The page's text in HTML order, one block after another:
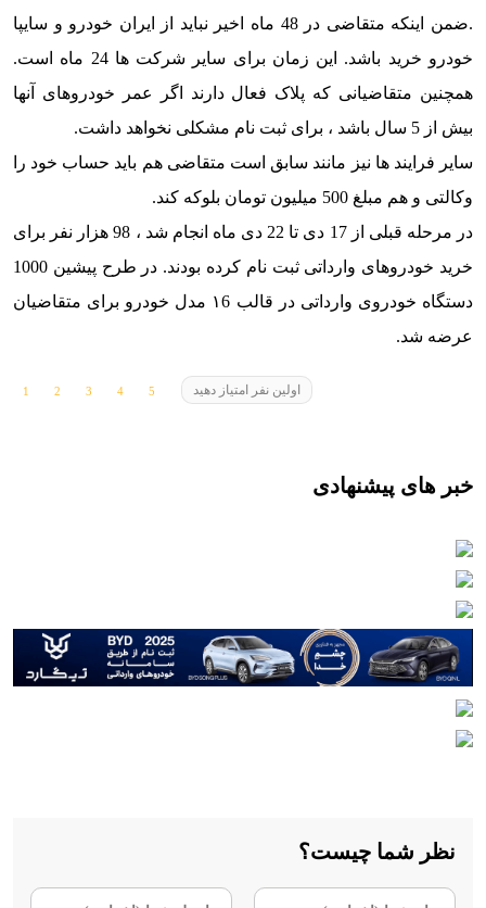
.ضمن اینکه متقاضی در 48 ماه اخیر نباید از ایران خودرو و سایپا
خودرو خرید باشد. این زمان برای سایر شرکت ها 24 ماه است.
همچنین متقاضیانی که پلاک فعال دارند اگر عمر خودروهای آنها
بیش از 5 سال باشد ، برای ثبت نام مشکلی نخواهد داشت.
سایر فرایند ها نیز مانند سابق است متقاضی هم باید حساب خود را
وکالتی و هم مبلغ 500 میلیون تومان بلوکه کند.
در مرحله قبلی از 17 دی تا 22 دی ماه انجام شد ، 98 هزار نفر برای
خرید خودروهای وارداتی ثبت نام کرده بودند. در طرح پیشین 1000
دستگاه خودروی وارداتی در قالب ١6 مدل خودرو برای متقاضیان
عرضه شد.
اولین نفر امتیاز دهید
خبر های پیشنهادی
نظر شما چیست؟